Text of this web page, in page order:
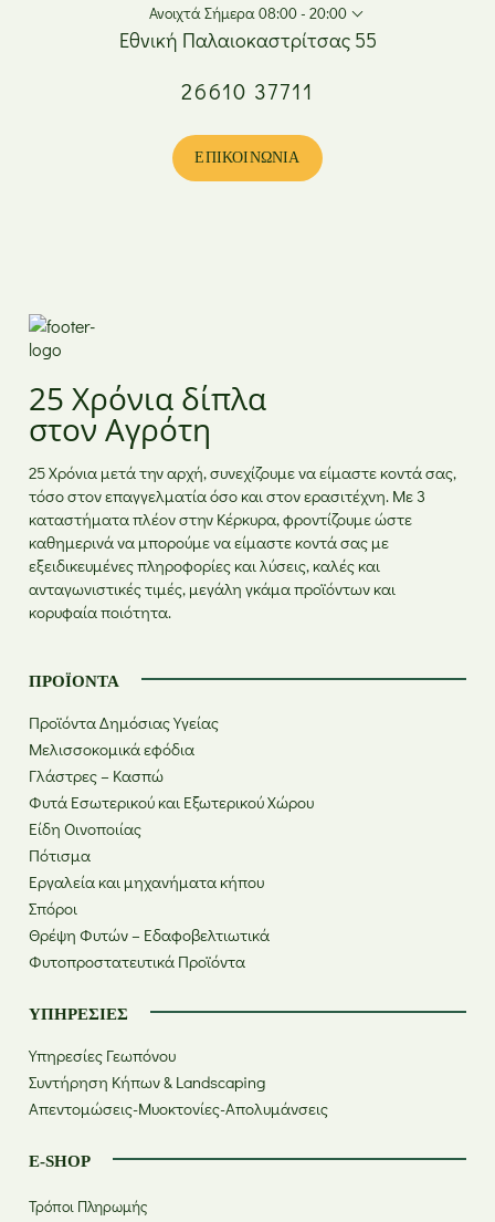
Ανοιχτά Σήμερα 08:00 - 20:00
08:00 - 17:00
Τετάρτη
08:00 - 17:00
08:00 - 20:00
Εθνική Παλαιοκαστρίτσας 55
26610 37711
ΕΠΙΚΟΙΝΩΝΊΑ
25 Χρόνια δίπλα
στον Αγρότη
25 Χρόνια μετά την αρχή, συνεχίζουμε να είμαστε κοντά σας,
τόσο στον επαγγελματία όσο και στον ερασιτέχνη. Με 3
καταστήματα πλέον στην Κέρκυρα, φροντίζουμε ώστε
καθημερινά να μπορούμε να είμαστε κοντά σας με
εξειδικευμένες πληροφορίες και λύσεις, καλές και
ανταγωνιστικές τιμές, μεγάλη γκάμα προϊόντων και
κορυφαία ποιότητα.
ΠΡΟΪΌΝΤΑ
Προϊόντα Δημόσιας Υγείας
Μελισσοκομικά εφόδια
Γλάστρες – Κασπώ
Φυτά Εσωτερικού και Εξωτερικού Χώρου
Είδη Οινοποιίας
Πότισμα
Εργαλεία και μηχανήματα κήπου
Σπόροι
Θρέψη Φυτών – Εδαφοβελτιωτικά
Φυτοπροστατευτικά Προϊόντα
ΥΠΗΡΕΣΊΕΣ
Υπηρεσίες Γεωπόνου
Συντήρηση Κήπων & Landscaping
Απεντομώσεις-Μυοκτονίες-Απολυμάνσεις
E-SHOP
Τρόποι Πληρωμής